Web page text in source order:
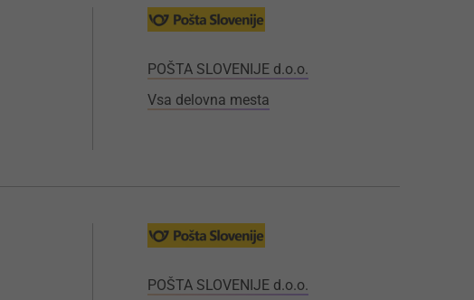
POŠTA SLOVENIJE d.o.o.
Vsa delovna mesta
POŠTA SLOVENIJE d.o.o.